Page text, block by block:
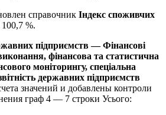
справочник Індекс споживчих
%.
підприємств — Фінансові
фінансова та статистична
моніторингу, спеціальна
державних підприємств
значений и добавлены контроли
граф 4 — 7 строки Усього: